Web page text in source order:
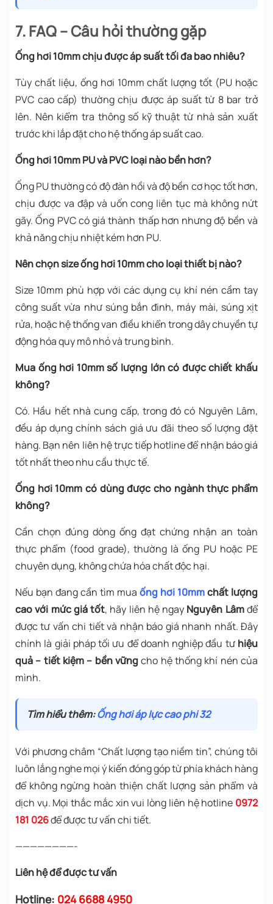
7.FAQ –Câu hỏi thường gặp
Ống hơi 10mm chịu được áp suất tối đa bao nhiêu?
Tùy chất liệu, ống hơi 10mm chất lượng tốt (PU hoặc
PVC cao cấp) thường chịu được áp suất từ 8 bar trở
lên. Nên kiểm tra thông số kỹ thuật từ nhà sản xuất
trước khi lắp đặt cho hệ thống áp suất cao.
Ống hơi 10mm PU và PVC loại nào bền hơn?
Ống PU thường có độ đàn hồi và độ bền cơ học tốt hơn,
chịu được va đập và uốn cong liên tục mà không nứt
gãy. Ống PVC có giá thành thấp hơn nhưng độ bền và
khả năng chịu nhiệt kém hơn PU.
Nên chọn size ống hơi 10mm cho loại thiết bị nào?
Size 10mm phù hợp với các dụng cụ khí nén cầm tay
công suất vừa như súng bắn đinh, máy mài, súng xịt
rửa, hoặc hệ thống van điều khiển trong dây chuyền tự
động hóa quy mô nhỏ và trung bình.
Mua ống hơi 10mm số lượng lớn có được chiết khấu
không?
Có. Hầu hết nhà cung cấp, trong đó có Nguyên Lâm,
đều áp dụng chính sách giá ưu đãi theo số lượng đặt
hàng. Bạn nên liên hệ trực tiếp hotline để nhận báo giá
tốt nhất theo nhu cầu thực tế.
Ống hơi 10mm có dùng được cho ngành thực phẩm
không?
Cần chọn đúng dòng ống đạt chứng nhận an toàn
thực phẩm (food grade), thường là ống PU hoặc PE
chuyên dụng, không chứa hóa chất độc hại.
Nếu bạn đang cần tìm mua ống hơi 10mmchất lượng
cao với mức giá tốt, hãy liên hệ ngay Nguyên Lâmđể
được tư vấn chi tiết và nhận báo giá nhanh nhất. Đây
chính là giải pháp tối ưu để doanh nghiệp đầu tư hiệu
quả – tiết kiệm – bền vữngcho hệ thống khí nén của
mình.
Tìm hiểu thêm:Ống hơi áp lực cao phi 32
Với phương châm “Chất lượng tạo niềm tin”, chúng tôi
luôn lắng nghe mọi ý kiến đóng góp từ phía khách hàng
để không ngừng hoàn thiện chất lượng sản phẩm và
dịch vụ. Mọi thắc mắc xin vui lòng liên hệ hotline 0972
181 026để được tư vấn chi tiết.
————————-
Liên hệ để được tư vấn
Hotline: 024 6688 4950